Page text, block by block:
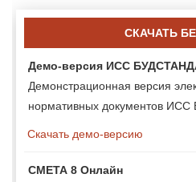
СКАЧАТЬ
Демо-версия ИСС
Демонстрационная версия
нормативных документов
Скачать демо-версию
СМЕТА 8 Онлайн